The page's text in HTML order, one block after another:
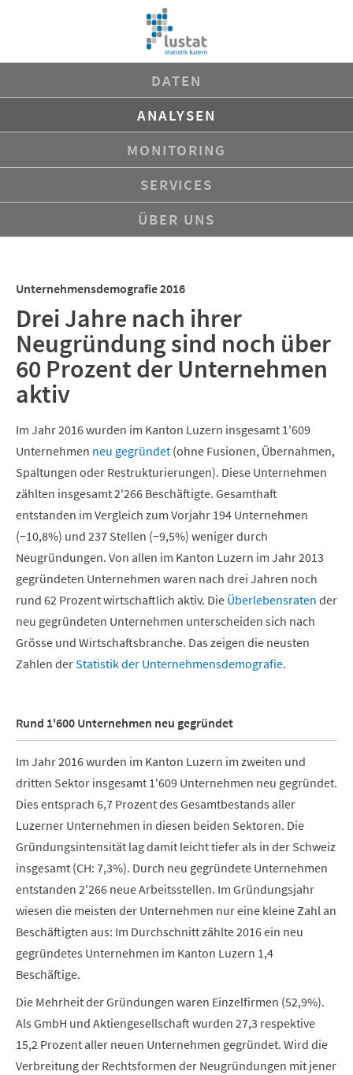
DATEN
ANALYSEN
MONITORING
SERVICES
ÜBER UNS
Unternehmensdemografie 2016
Drei Jahre nach ihrer
Neugründung sind noch über
60 Prozent der Unternehmen
aktiv
Im Jahr 2016 wurden im Kanton Luzern insgesamt 1'609
Unternehmen neu gegründet (ohne Fusionen, Übernahmen,
Spaltungen oder Restrukturierungen). Diese Unternehmen
zählten insgesamt 2'266 Beschäftigte. Gesamthaft
entstanden im Vergleich zum Vorjahr 194 Unternehmen
(−10,8%) und 237 Stellen (−9,5%) weniger durch
Neugründungen. Von allen im Kanton Luzern im Jahr 2013
gegründeten Unternehmen waren nach drei Jahren noch
rund 62 Prozent wirtschaftlich aktiv. Die Überlebensraten der
neu gegründeten Unternehmen unterscheiden sich nach
Grösse und Wirtschaftsbranche. Das zeigen die neusten
Zahlen derStatistik der Unternehmensdemografie.
Rund 1'600 Unternehmen neu gegründet
Im Jahr 2016 wurden im Kanton Luzern im zweiten und
dritten Sektor insgesamt 1'609 Unternehmen neu gegründet.
Dies entsprach 6,7 Prozent des Gesamtbestands aller
Luzerner Unternehmen in diesen beiden Sektoren. Die
Gründungsintensität lag damit leicht tiefer als in der Schweiz
insgesamt (CH: 7,3%). Durch neu gegründete Unternehmen
entstanden 2'266 neue Arbeitsstellen. Im Gründungsjahr
wiesen die meisten der Unternehmen nur eine kleine Zahl an
Beschäftigten aus: Im Durchschnitt zählte 2016 ein neu
gegründetes Unternehmen im Kanton Luzern 1,4
Beschäftige.
Die Mehrheit der Gründungen waren Einzelfirmen (52,9%).
Als GmbH und Aktiengesellschaft wurden 27,3 respektive
15,2 Prozent aller neuen Unternehmen gegründet. Wird die
Verbreitung der Rechtsformen der Neugründungen mit jener